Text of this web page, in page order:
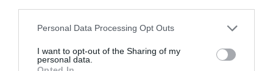
Please note that this website/app uses one or more Google
not limited to your visit or usage behaviour. You may click to
grant or deny consent to Google and its third-party tags to
Personal Data Processing Opt Outs
I want to opt-out of the Sharing of my
personal data.
törzshellyé vált, ahol a vendégközpontúság a
Émile / Chripkó Lili